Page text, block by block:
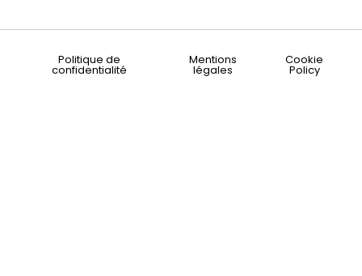
Politique de
confidentialité
Mentions
légales
Cookie
Policy